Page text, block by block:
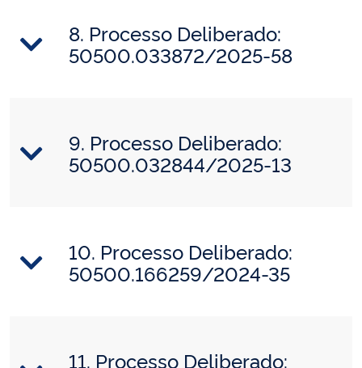
8. Processo Deliberado:
50500.033872/2025-58
9. Processo Deliberado:
50500.032844/2025-13
10. Processo Deliberado:
50500.166259/2024-35
11. Processo Deliberado: